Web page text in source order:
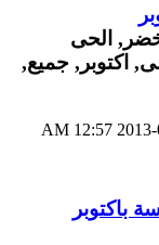
12:57 AM
باكتوبر